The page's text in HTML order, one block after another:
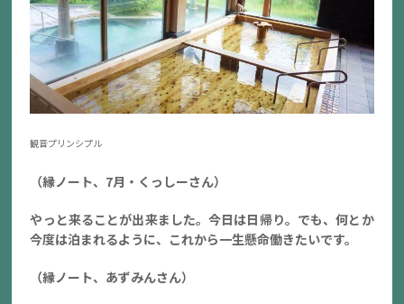
観音プリンシプル
（縁ノート、7月・くっしーさん）
やっと来ることが出来ました。今日は日帰り。でも、何とか
今度は泊まれるように、これから一生懸命働きたいです。
（縁ノート、あずみんさん）